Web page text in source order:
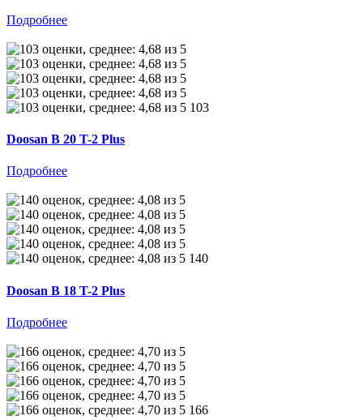
Подробнее
103
Doosan B 20 T-2 Plus
Подробнее
140
Doosan B 18 T-2 Plus
Подробнее
166